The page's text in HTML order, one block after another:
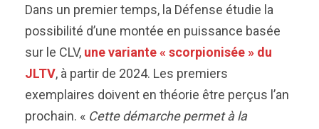
Dans un premier temps, la Défense étudie la
possibilité d’une montée en puissance basée
sur le CLV, une variante « scorpionisée » du
JLTV, à partir de 2024. Les premiers
exemplaires doivent en théorie être perçus l’an
prochain. « Cette démarche permet à la